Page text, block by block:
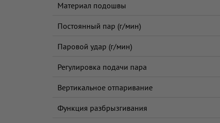
Материал подошвы
Постоянный пар (г/мин)
Паровой удар (г/мин)
Регулировка подачи пара
Вертикальное отпаривание
Функция разбрызгивания